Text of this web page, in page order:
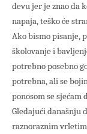
devu jer je znao da
napaja, teško će
Ako bismo pisanje,
školovanje i
potrebno posebno
potrebna, ali se
ponosom se
Gledajući današnju
raznoraznim